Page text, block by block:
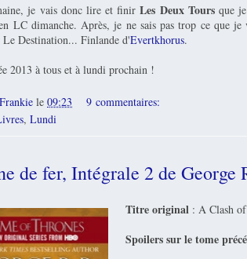
je vais donc lire et finirLes Deux Toursque je
LC dimanche. Après, je ne sais pas trop ce que je
Destination... Finlande d'Evertkhorus.
2013 à tous et à lundi prochain !
Frankie le 09:23
9 commentaires:
, Lundi
de fer, Intégrale 2 de George
Titre original : A Clash
Spoilers sur le tome